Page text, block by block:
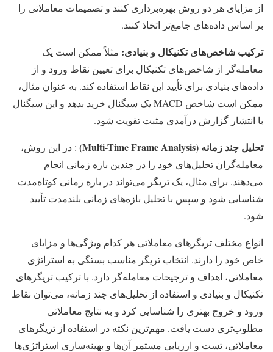
از مزایای هر دو روش بهره‌برداری کنند و تصمیمات معاملاتی را
بر اساس داده‌های جامع‌تر اتخاذ کنند.
ترکیب شاخص‌های تکنیکال و بنیادی: مثلاً ممکن است یک
معامله‌گر از شاخص‌های تکنیکال برای تعیین نقاط ورود و از
داده‌های بنیادی برای تأیید این نقاط استفاده کند. به عنوان مثال،
ممکن است شاخص MACD یک سیگنال خرید بدهد و این سیگنال
با انتشار گزارش درآمدی مثبت تقویت شود.
تحلیل چند زمانه (Multi-Time Frame Analysis)
: در این روش،
معامله‌گران تحلیل‌های خود را در چندین بازه زمانی انجام
می‌دهند. برای مثال، یک تریگر می‌تواند در بازه زمانی کوتاه‌مدت
شناسایی شود و سپس با تحلیل بازه‌های زمانی بلندمدت تأیید
شود.
انواع مختلف تریگرهای معاملاتی هر کدام ویژگی‌ها و مزایای
خاص خود را دارند. انتخاب تریگر مناسب بستگی به استراتژی
معاملاتی، اهداف و ترجیحات معامله‌گر دارد. با ترکیب تریگرهای
تکنیکال و بنیادی و استفاده از تحلیل‌های چند زمانه، می‌توان نقاط
ورود و خروج بهتری را شناسایی کرد و به نتایج معاملاتی
مطلوب‌تری دست یافت. مهم‌ترین نکته در استفاده از تریگرهای
معاملاتی، تست و ارزیابی مستمر آن‌ها و بهینه‌سازی استراتژی‌ها